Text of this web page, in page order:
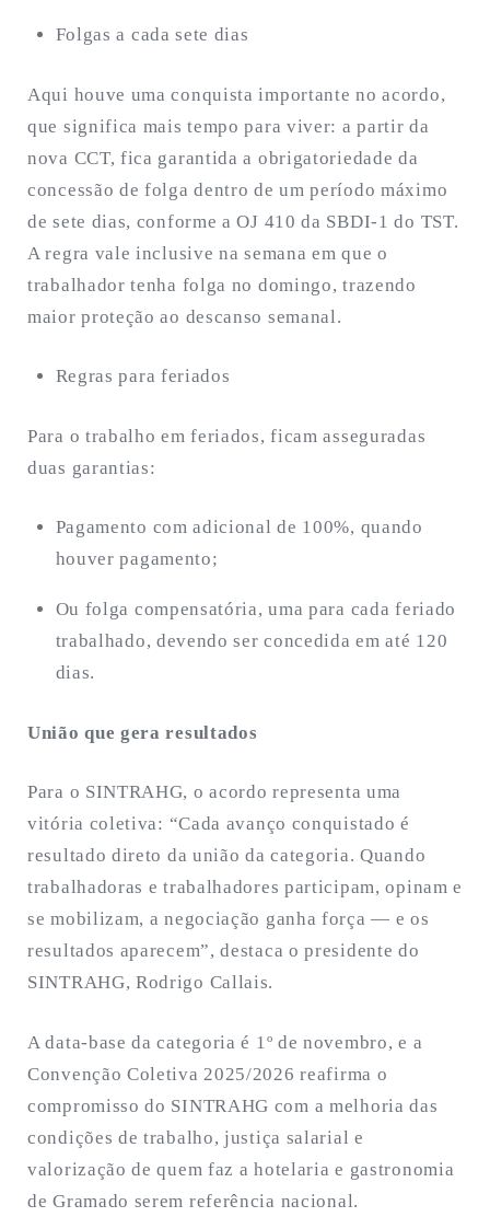
Folgas a cada sete dias
Aqui houve uma conquista importante no acordo,
que significa mais tempo para viver: a partir da
nova CCT, fica garantida a obrigatoriedade da
concessão de folga dentro de um período máximo
de sete dias, conforme a OJ 410 da SBDI-1 do TST.
A regra vale inclusive na semana em que o
trabalhador tenha folga no domingo, trazendo
maior proteção ao descanso semanal.
Regras para feriados
Para o trabalho em feriados, ficam asseguradas
duas garantias:
Pagamento com adicional de 100%, quando
houver pagamento;
Ou folga compensatória, uma para cada feriado
trabalhado, devendo ser concedida em até 120
dias.
União que gera resultados
Para o SINTRAHG, o acordo representa uma
vitória coletiva: “Cada avanço conquistado é
resultado direto da união da categoria. Quando
trabalhadoras e trabalhadores participam, opinam e
se mobilizam, a negociação ganha força — e os
resultados aparecem”, destaca o presidente do
SINTRAHG, Rodrigo Callais.
A data-base da categoria é 1º de novembro, e a
Convenção Coletiva 2025/2026 reafirma o
compromisso do SINTRAHG com a melhoria das
condições de trabalho, justiça salarial e
valorização de quem faz a hotelaria e gastronomia
de Gramado serem referência nacional.